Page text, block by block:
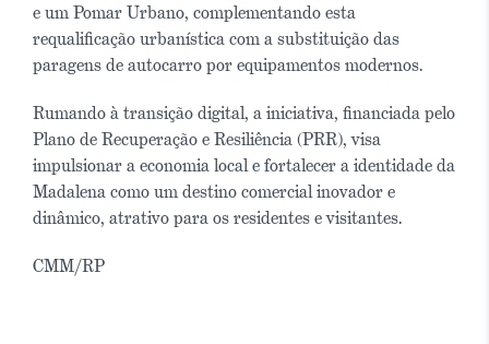
e um Pomar Urbano, complementando esta
requalificação urbanística com a substituição das
paragens de autocarro por equipamentos modernos.
Rumando à transição digital, a iniciativa, financiada pelo
Plano de Recuperação e Resiliência (PRR), visa
impulsionar a economia local e fortalecer a identidade da
Madalena como um destino comercial inovador e
dinâmico, atrativo para os residentes e visitantes.
CMM/RP